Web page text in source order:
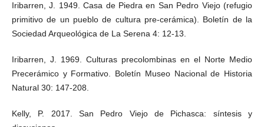
Iribarren, J. 1949. Casa de Piedra en San Pedro Viejo (refugio
primitivo de un pueblo de cultura pre-cerámica). Boletín de la
Sociedad Arqueológica de La Serena 4: 12-13.
Iribarren, J. 1969. Culturas precolombinas en el Norte Medio
Precerámico y Formativo. Boletín Museo Nacional de Historia
Natural 30: 147-208.
Kelly, P. 2017. San Pedro Viejo de Pichasca: síntesis y